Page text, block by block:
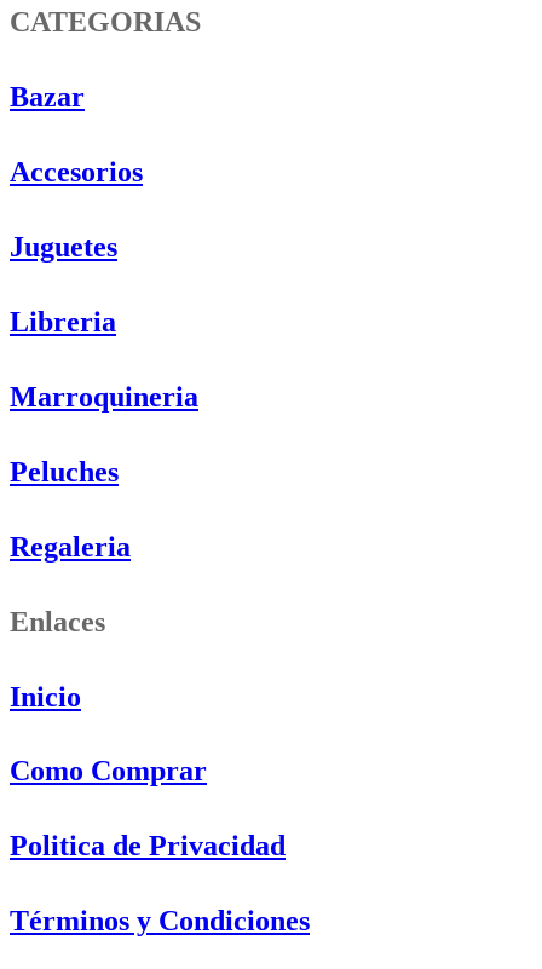
CATEGORIAS
Bazar
Accesorios
Juguetes
Libreria
Marroquineria
Peluches
Regaleria
Enlaces
Inicio
Como Comprar
Politica de Privacidad
Términos y Condiciones